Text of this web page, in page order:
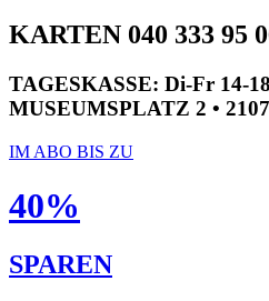
KARTEN 040 333 95
TAGESKASSE: Di-Fr 14-
MUSEUMSPLATZ 2 •
IM ABO BIS ZU
40%
SPAREN